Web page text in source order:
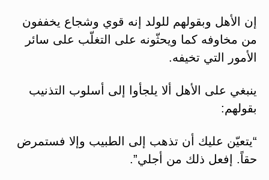
إن الأهل وبقولهم للولد إنه قوي وشجاع يخففون
من مخاوفه كما ويحثّونه على التغلّب على سائر
الأمور التي تخيفه.
ينبغي على الأهل ألا يلجأوا إلى أسلوب التذنيب
بقولهم:
“يتعيّن عليك أن تذهب إلى الطبيب وإلا فستمرض
حقاً. إفعل ذلك من أجلي”.